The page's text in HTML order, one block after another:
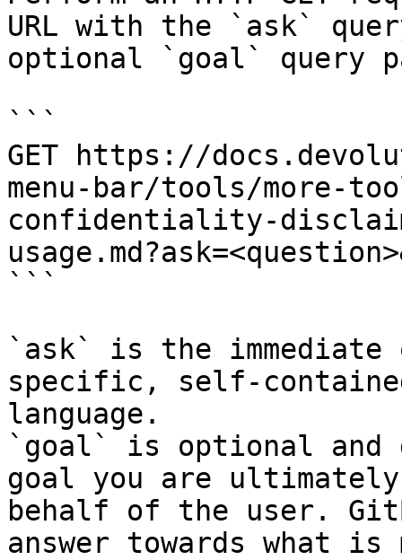
URL with the `ask`
optional `goal` query
```
GET https://
menu-bar/tools/more-
confidentiality-
```
`ask` is the
specific, self-
language.
`goal` is optional and
goal you are
behalf of the user.
answer towards what